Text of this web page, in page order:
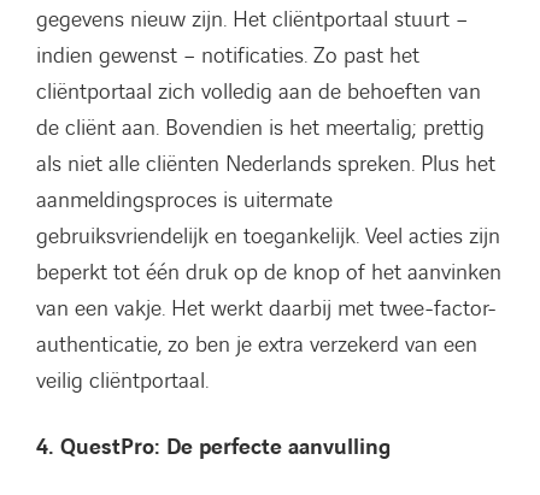
gegevens nieuw zijn. Het cliëntportaal stuurt –
indien gewenst – notificaties. Zo past het
cliëntportaal zich volledig aan de behoeften van
de cliënt aan. Bovendien is het meertalig; prettig
als niet alle cliënten Nederlands spreken. Plus het
aanmeldingsproces is uitermate
gebruiksvriendelijk en toegankelijk. Veel acties zijn
beperkt tot één druk op de knop of het aanvinken
van een vakje. Het werkt daarbij met twee-factor-
authenticatie, zo ben je extra verzekerd van een
veilig cliëntportaal.
4. QuestPro: De perfecte aanvulling